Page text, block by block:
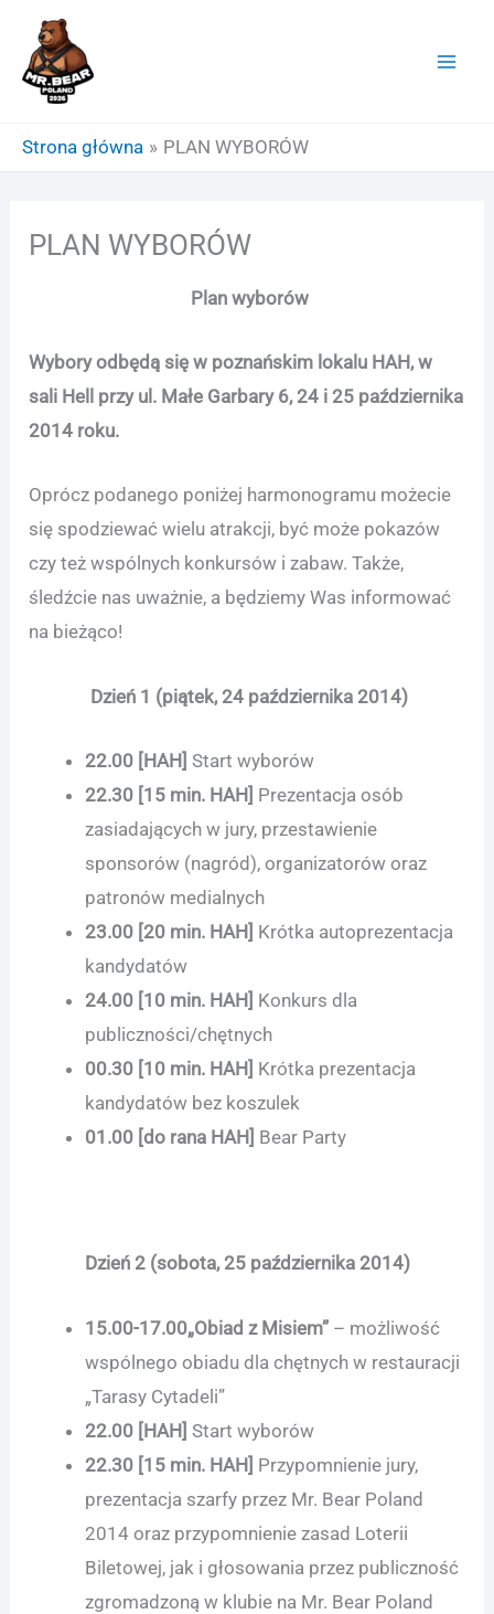
Przejdź
treści
Strona główna PLAN WYBORÓW
PLAN WYBORÓW
Plan wyborów
Wybory odbędą się w poznańskim lokalu HAH, w
sali Hell przy ul. Małe Garbary 6, 24 i 25 października
2014 roku.
Oprócz podanego poniżej harmonogramu możecie
się spodziewać wielu atrakcji, być może pokazów
czy też wspólnych konkursów i zabaw. Także,
śledźcie nas uważnie, a będziemy Was informować
na bieżąco!
Dzień 1 (piątek, 24 października 2014)
22.00 [HAH] Start wyborów
22.30 [15 min. HAH] Prezentacja osób
zasiadających w jury, przestawienie
sponsorów (nagród), organizatorów oraz
patronów medialnych
23.00 [20 min. HAH] Krótka autoprezentacja
kandydatów
24.00 [10 min. HAH] Konkurs dla
publiczności/chętnych
00.30 [10 min. HAH] Krótka prezentacja
kandydatów bez koszulek
01.00 [do rana HAH] Bear Party
Dzień 2 (sobota, 25 października 2014)
15.00-17.00„Obiad z Misiem” – możliwość
wspólnego obiadu dla chętnych w restauracji
„Tarasy Cytadeli”
22.00 [HAH] Start wyborów
22.30 [15 min. HAH] Przypomnienie jury,
prezentacja szarfy przez Mr. Bear Poland
2014 oraz przypomnienie zasad Loterii
Biletowej, jak i głosowania przez publiczność
zgromadzoną w klubie na Mr. Bear Poland